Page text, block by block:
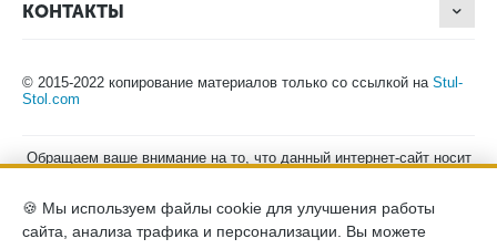
КОНТАКТЫ
© 2015-2022 копирование материалов только со ссылкой на Stul-
Stol.com
Обращаем ваше внимание на то, что данный интернет-сайт носит
положениями Статьи 437 (2) Гражданского кодекса Российской
Федерации. Для получения подробной информации о наличии и
стоимости указанных товаров, пожалуйста, обращайтесь к
🍪 Мы используем файлы cookie для улучшения работы
сайта, анализа трафика и персонализации. Вы можете